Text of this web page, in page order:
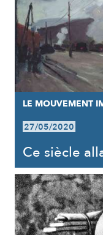
LE MOUVEMENT
27/05/2020
Ce siècle